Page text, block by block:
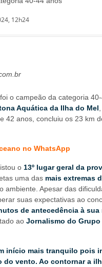
12h24
foi o campeão da categoria
Aquática da Ilha do Mel
42 anos, concluiu os 23 km
no WhatsApp
o 13º lugar geral da
uma das mais extremas
ambiente. Apesar das
suas expectativas ao
de antecedência à sua
ao Jornalismo do Grupo
início mais tranquilo pois
do vento. Ao contornar a